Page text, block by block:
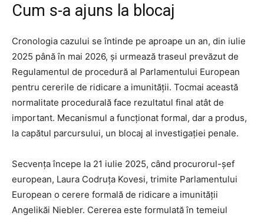
Cum s-a ajuns la blocaj
Cronologia cazului se întinde pe aproape un an, din iulie
2025 până în mai 2026, și urmează traseul prevăzut de
Regulamentul de procedură al Parlamentului European
pentru cererile de ridicare a imunității. Tocmai această
normalitate procedurală face rezultatul final atât de
important. Mecanismul a funcționat formal, dar a produs,
la capătul parcursului, un blocaj al investigației penale.
Secvența începe la 21 iulie 2025, când procurorul-șef
european, Laura Codruța Kovesi, trimite Parlamentului
European o cerere formală de ridicare a imunității
Angelikăi Niebler. Cererea este formulată în temeiul